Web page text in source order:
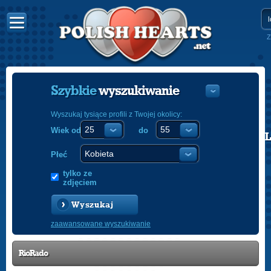
POLISH
Szybkiewyszukiwanie
Wyszukaj tysiące profili z Twojej okolicy:
Wiek od do
Płeć
tylko ze
zdjęciem
Wyszukaj
zaawansowane wyszukiwanie
RioRado